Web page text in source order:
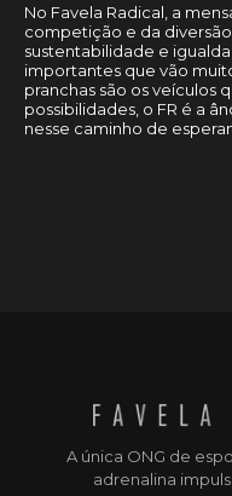
No Favela Radical, a
competição e da
sustentabilidade e
importantes que vão
pranchas são os veículos
possibilidades, o FR é a
nesse caminho de
A única ONG de
adrenalina